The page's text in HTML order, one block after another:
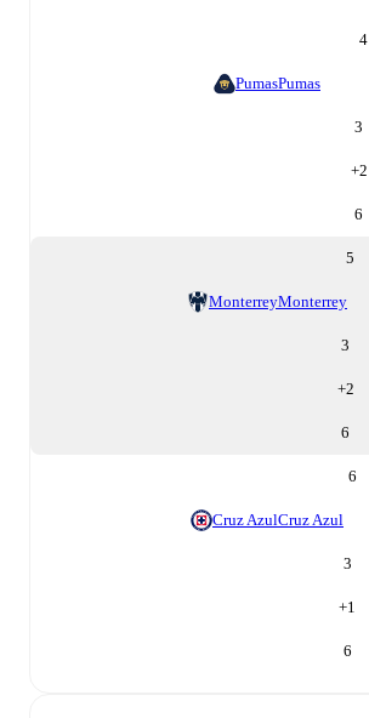
4
PumasPumas
3
+2
6
5
MonterreyMonterrey
3
+2
6
6
Cruz AzulCruz Azul
3
+1
6